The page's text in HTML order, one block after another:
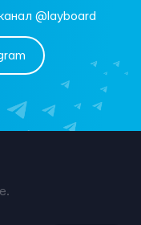
@layboard